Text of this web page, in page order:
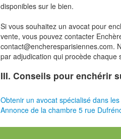
disponibles sur le bien.
Si vous souhaitez un avocat pour
vente, vous pouvez contacter
contact@encheresparisiennes.com.
par adjudication qui procède
III. Conseils pour enchérir
Obtenir un avocat spécialisé dans
Annonce de la chambre 5 rue